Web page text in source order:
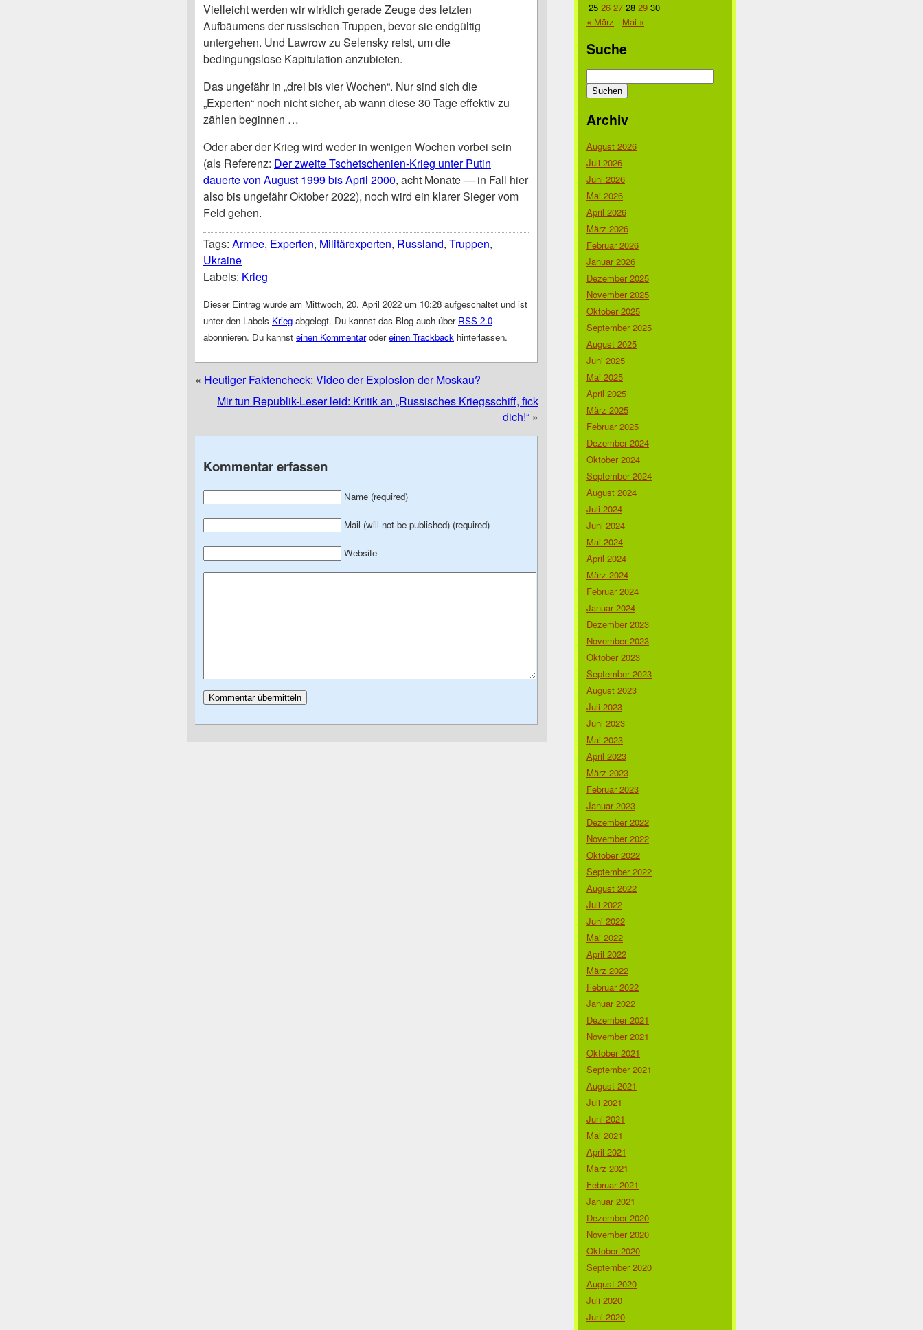
Vielleicht werden wir wirklich gerade Zeuge des letzten
Aufbäumens der russischen Truppen, bevor sie endgültig
untergehen. Und Lawrow zu Selensky reist, um die
bedingungslose Kapitulation anzubieten.
Das ungefähr in „drei bis vier Wochen“. Nur sind sich die
„Experten“ noch nicht sicher, ab wann diese 30 Tage effektiv zu
zählen beginnen …
Oder aber der Krieg wird weder in wenigen Wochen vorbei sein
(als Referenz: Der zweite Tschetschenien-Krieg unter Putin
dauerte von August 1999 bis April 2000, acht Monate — in Fall hier
also bis ungefähr Oktober 2022), noch wird ein klarer Sieger vom
Feld gehen.
Tags: Armee, Experten, Militärexperten, Russland, Truppen,
Ukraine
Labels: Krieg
Dieser Eintrag wurde am Mittwoch, 20. April 2022 um 10:28 aufgeschaltet und ist
unter den Labels Krieg abgelegt. Du kannst das Blog auch über RSS 2.0
abonnieren. Du kannst einen Kommentarodereinen Trackback hinterlassen.
« Heutiger Faktencheck: Video der Explosion der Moskau?
Mir tun Republik-Leser leid: Kritik an „Russisches Kriegsschiff, fick
dich!“ »
Kommentar erfassen
Name (required)
Mail (will not be published) (required)
Website
25 26 27 28 29 30
« März
Mai »
Suche
nach:
Archiv
August 2026
Juli 2026
Juni 2026
Mai 2026
April 2026
März 2026
Februar 2026
Januar 2026
Dezember 2025
November 2025
Oktober 2025
September 2025
August 2025
Juni 2025
Mai 2025
April 2025
März 2025
Februar 2025
Dezember 2024
Oktober 2024
September 2024
August 2024
Juli 2024
Juni 2024
Mai 2024
April 2024
März 2024
Februar 2024
Januar 2024
Dezember 2023
November 2023
Oktober 2023
September 2023
August 2023
Juli 2023
Juni 2023
Mai 2023
April 2023
März 2023
Februar 2023
Januar 2023
Dezember 2022
November 2022
Oktober 2022
September 2022
August 2022
Juli 2022
Juni 2022
Mai 2022
April 2022
März 2022
Februar 2022
Januar 2022
Dezember 2021
November 2021
Oktober 2021
September 2021
August 2021
Juli 2021
Juni 2021
Mai 2021
April 2021
März 2021
Februar 2021
Januar 2021
Dezember 2020
November 2020
Oktober 2020
September 2020
August 2020
Juli 2020
Juni 2020